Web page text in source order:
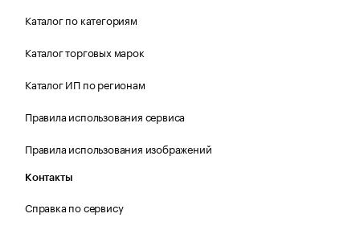
Каталог по категориям
Каталог торговых марок
Каталог ИП по регионам
Правила использования сервиса
Правила использования изображений
Контакты
Справка по сервису